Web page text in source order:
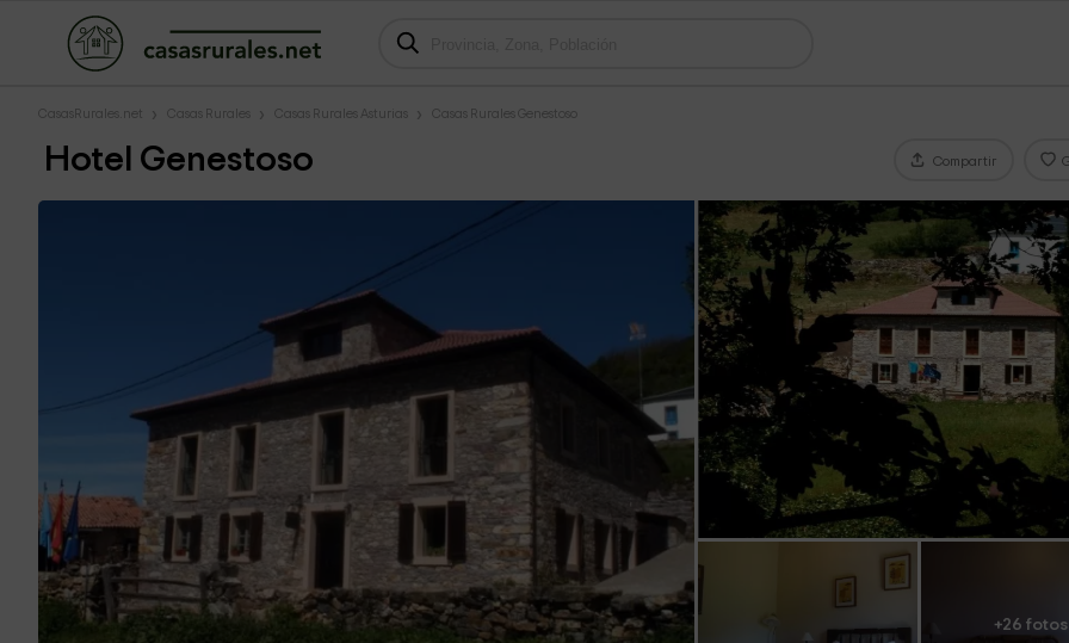
CasasRurales.net Casas Rurales Casas Rurales Asturias Casas Rurales Genestoso
Hotel Genestoso Compartir
+26 fotos